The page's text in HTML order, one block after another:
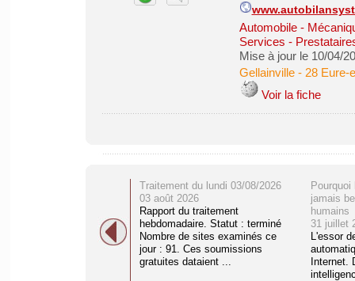
Automobile -
Services -
Mise à jour le 10/04/
Gellainville- 28 Eure-
Voir la fiche
Traitement du lundi 03/08/2026
03 août 2026
Rapport du traitement
hebdomadaire. Statut : terminé
Nombre de sites examinés ce
jour : 91. Ces soumissions
gratuites dataient ...
jamais
humains
31 juillet
L'essor
Internet.